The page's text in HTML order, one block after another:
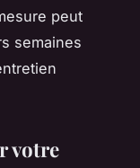
peut
semaines
votre